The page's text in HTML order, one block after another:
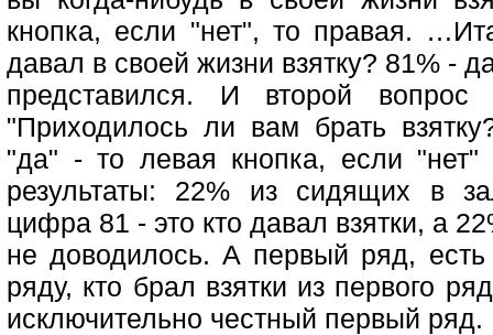
кнопка, если "нет", то правая.
давал в своей жизни взятку? 81% -
представился. И второй
"Приходилось ли вам брать
"да" - то левая кнопка, если
результаты: 22% из сидящих в
цифра 81 - это кто давал взятки, а
не доводилось. А первый ряд,
ряду, кто брал взятки из первого
исключительно честный первый ряд.